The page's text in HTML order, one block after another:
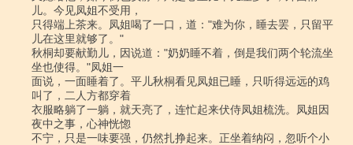
儿。今见凤姐不受用，
只得端上茶来。凤姐喝了一口，道："难为你，睡去罢，只留平
儿在这里就够了。"
秋桐却要献勤儿，因说道："奶奶睡不着，倒是我们两个轮流坐
坐也使得。"凤姐一
面说，一面睡着了。平儿秋桐看见凤姐已睡，只听得远远的鸡
叫了，二人方都穿着
衣服略躺了一躺，就天亮了，连忙起来伏侍凤姐梳洗。凤姐因
夜中之事，心神恍惚
不宁，只是一味要强，仍然扎挣起来。正坐着纳闷，忽听个小